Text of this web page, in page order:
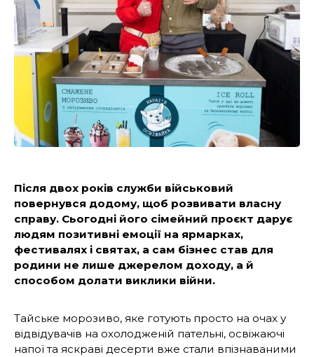
Після двох років служби військовий
повернувся додому, щоб розвивати власну
справу. Сьогодні його сімейний проєкт дарує
людям позитивні емоції на ярмарках,
фестивалях і святах, а сам бізнес став для
родини не лише джерелом доходу, а й
способом долати виклики війни.
Тайське морозиво, яке готують просто на очах у
відвідувачів на охолодженій пательні, освіжаючі
напої та яскраві десерти вже стали впізнаваними